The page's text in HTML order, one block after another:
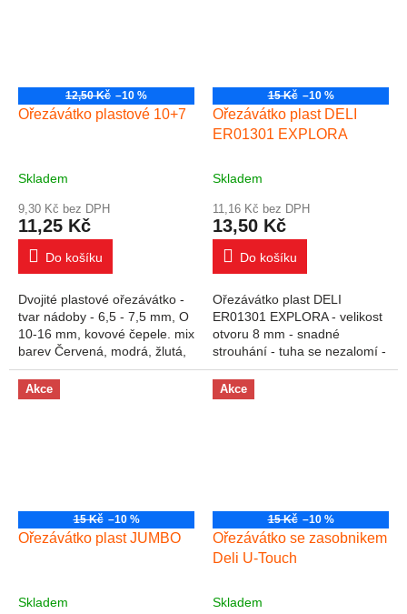
12,50 Kč –10 %
Ořezávátko plastové 10+7
Skladem
9,30 Kč bez DPH
11,25 Kč
Do košíku
Dvojité plastové ořezávátko -
tvar nádoby - 6,5 - 7,5 mm, O
10-16 mm, kovové čepele. mix
barev Červená, modrá, žlutá,
zelená barva plastu. Potisk
KOH-I-NOOR ve stříbrné
barvě....
15 Kč –10 %
Ořezávátko plast DELI
ER01301 EXPLORA
Skladem
11,16 Kč bez DPH
13,50 Kč
Do košíku
Ořezávátko plast DELI
ER01301 EXPLORA - velikost
otvoru 8 mm - snadné
strouhání - tuha se nezalomí -
zásobník na odřezky - rozměr
52 x 52 x 44 mm
Akce
15 Kč –10 %
Ořezávátko plast JUMBO
Skladem
Akce
15 Kč –10 %
Ořezávátko se zasobnikem
Deli U-Touch
Skladem